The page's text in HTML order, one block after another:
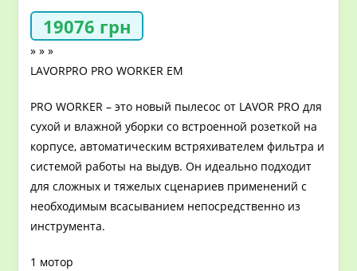
19076 грн
» » »
LAVORPRO PRO WORKER EM
PRO WORKER – это новый пылесос от LAVOR PRO для
сухой и влажной уборки со встроенной розеткой на
корпусе, автоматическим встряхивателем фильтра и
системой работы на выдув. Он идеально подходит
для сложных и тяжелых сценариев применений с
необходимым всасыванием непосредственно из
инструмента.
1 мотор